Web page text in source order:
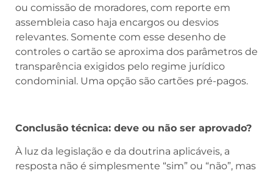
ou comissão de moradores, com reporte em
assembleia caso haja encargos ou desvios
relevantes. Somente com esse desenho de
controles o cartão se aproxima dos parâmetros de
transparência exigidos pelo regime jurídico
condominial. Uma opção são cartões pré-pagos.
Conclusão técnica: deve ou não ser aprovado?
À luz da legislação e da doutrina aplicáveis, a
resposta não é simplesmente “sim” ou “não”, mas